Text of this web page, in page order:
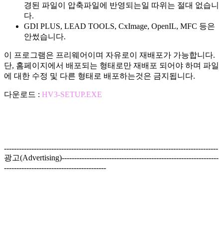
경된 파일이 압축파일에 반영되는일 따위는 절대 없습니
다.
GDI PLUS, LEAD TOOLS, CxImage, OpenIL, MFC 등은
안썼습니다.
이 프로그램은 프리웨어이며 자유로이 재배포가 가능합니다.
단, 홈페이지에서 배포되는 형태로만 재배포 되어야 하며 파일
에 대한 수정 및 다른 형태로 배포하는것은 금지됩니다.
다운로드 : HV3-SETUP.EXE
--------------------------------------------------------------------------------------
광고(Advertising)---------------------------------------------------------------
-----------------------------------------